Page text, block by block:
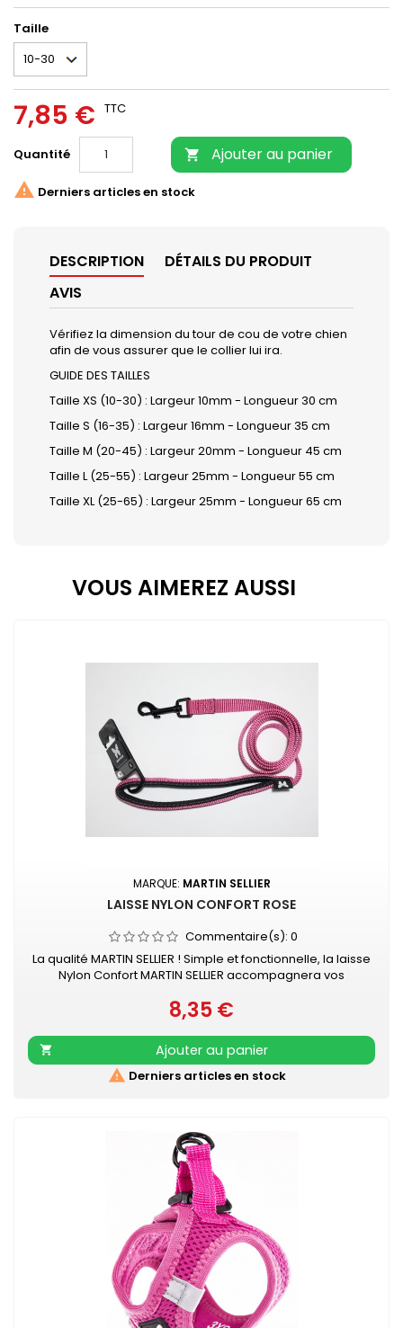
Taille
7,85 € TTC
Quantité  Ajouter au panier
 Derniers articles en stock
DESCRIPTION
DÉTAILS DU PRODUIT
AVIS
Vérifiez la dimension du tour de cou de votre chien
afin de vous assurer que le collier lui ira.
GUIDE DES TAILLES
Taille XS (10-30) : Largeur 10mm - Longueur 30 cm
Taille S (16-35) : Largeur 16mm - Longueur 35 cm
Taille M (20-45) : Largeur 20mm - Longueur 45 cm
Taille L (25-55) : Largeur 25mm - Longueur 55 cm
Taille XL (25-65) : Largeur 25mm - Longueur 65 cm
VOUS AIMEREZ AUSSI
MARQUE: MARTIN SELLIER
LAISSE NYLON CONFORT ROSE
Commentaire(s): 0
La qualité MARTIN SELLIER ! Simple et fonctionnelle, la laisse
Nylon Confort MARTIN SELLIER accompagnera vos
et résistante Poignée renforcée pour plus de confort
Mousqueton laqué noir Retrouvez également les COLLIERS
NYLON CONFORT assortis
Prix
8,35 €

Ajouter au panier
 Derniers articles en stock